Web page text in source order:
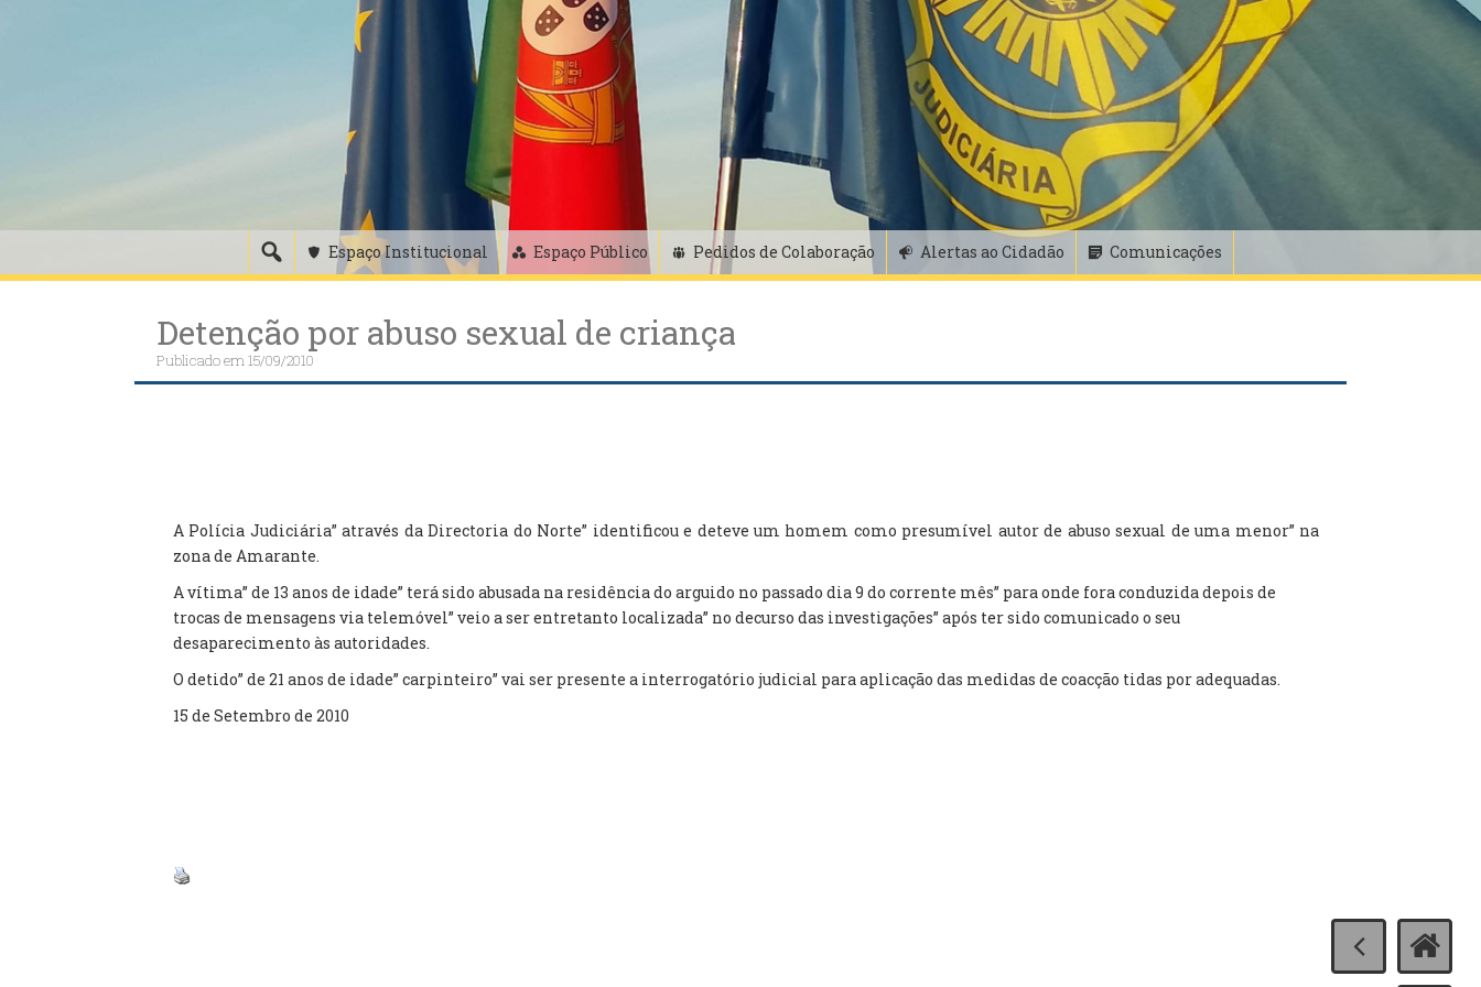
Espaço Institucional Espaço Público Pedidos de Colaboração Alertas ao Cidadão Comunicações
Detenção por abuso sexual de criança
Publicado em15/09/2010
A Polícia Judiciária” através da Directoria do Norte” identificou e deteve um homem como presumível autor de abuso sexual de uma menor” na
zona de Amarante.
A vítima” de 13 anos de idade” terá sido abusada na residência do arguido no passado dia 9 do corrente mês” para onde fora conduzida depois de
trocas de mensagens via telemóvel” veio a ser entretanto localizada” no decurso das investigações” após ter sido comunicado o seu
desaparecimento às autoridades.
O detido” de 21 anos de idade” carpinteiro” vai ser presente a interrogatório judicial para aplicação das medidas de coacção tidas por adequadas.
15 de Setembro de 2010